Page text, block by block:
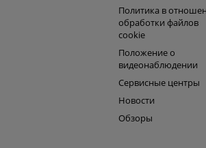
Политика в
обработки файлов
cookie
Положение о
видеонаблюдении
Сервисные центры
Новости
Обзоры